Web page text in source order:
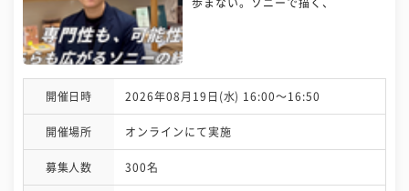
歩まない。ソニーで描く、
開催日時 2026年08月19日(水) 16:00〜16:50
開催場所 オンラインにて実施
募集人数 300名